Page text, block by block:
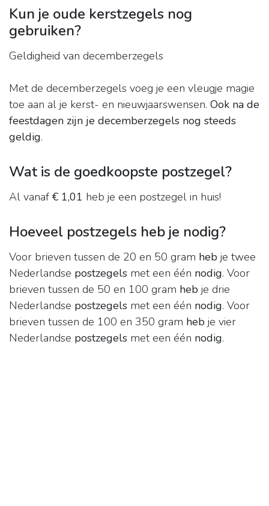
Kun je oude kerstzegels nog
gebruiken?
Geldigheid van decemberzegels
Met de decemberzegels voeg je een vleugje magie
toe aan al je kerst- en nieuwjaarswensen. Ook na de
feestdagen zijn je decemberzegels nog steeds
geldig.
Wat is de goedkoopste postzegel?
Al vanaf € 1,01 heb je een postzegel in huis!
Hoeveel postzegels heb je nodig?
Voor brieven tussen de 20 en 50 gram heb je twee
Nederlandse postzegels met een één nodig. Voor
brieven tussen de 50 en 100 gram heb je drie
Nederlandse postzegels met een één nodig. Voor
brieven tussen de 100 en 350 gram heb je vier
Nederlandse postzegels met een één nodig.